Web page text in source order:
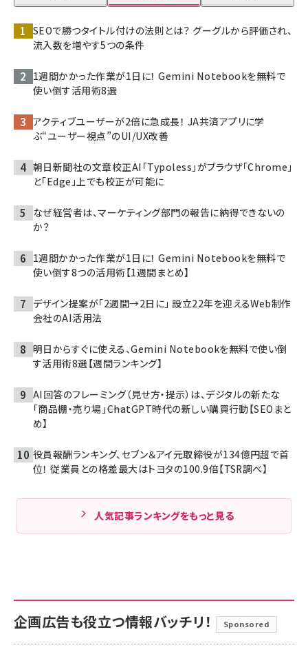
SEOで勝つタイトル付けの法則とは？ グーグルから評価され、
流入数を増やす5つの条件
1週間かかった作業が1日に！ Gemini Notebookを無料で
使い倒す活用術8選
アクティブユーザーが2倍に急成長！ JA共済アプリに学
ぶ“ユーザー視点”のUI/UX改善
朝日新聞社の文章校正AI「Typoless」がブラウザ「Chrome」
と「Edge」上でも校正が可能に
なぜ経営者は、マーケティング部門の報告に納得できないの
か？
1週間かかった作業が1日に！ Gemini Notebookを無料で
使い倒す8つの活用術【1週間まとめ】
デザイン提案が「2週間→2日に」 設立22年を迎えるWeb制作
会社のAI活用法
明日からすぐに使える、Gemini Notebookを無料で使い倒
す活用術8選【週間ランキング】
AI回答のフレーミング（見せ方・提示）は、デジタルの新たな
「商品棚・売り場」――ChatGPT時代の新しい購買行動【SEOまと
め】
役員報酬ランキング、セブン＆アイ元取締役が134億円超で首
位！ 従業員との格差最大はトヨタの100.9倍【TSR調べ】
人気記事ランキングをもっと見る
企画広告も役立つ情報バッチリ！ Sponsored